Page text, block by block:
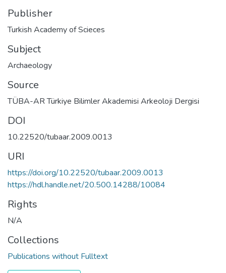
Publisher
Turkish Academy of Scieces
Subject
Archaeology
Source
TÜBA-AR Türkiye Bilimler Akademisi Arkeoloji Dergisi
DOI
10.22520/tubaar.2009.0013
URI
https://doi.org/10.22520/tubaar.2009.0013
https://hdl.handle.net/20.500.14288/10084
Rights
N/A
Collections
Publications without Fulltext